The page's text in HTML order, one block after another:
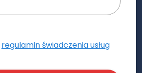
regulamin świadczenia usług